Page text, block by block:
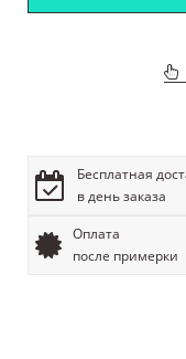
Бесплатная
в день заказа
Оплата
после примерки